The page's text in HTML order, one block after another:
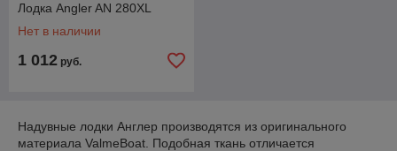
Лодка Angler AN 280XL
Нет в наличии
1 012 руб.
Надувные лодки Англер производятся из оригинального
материала ValmeBoat. Подобная ткань отличается